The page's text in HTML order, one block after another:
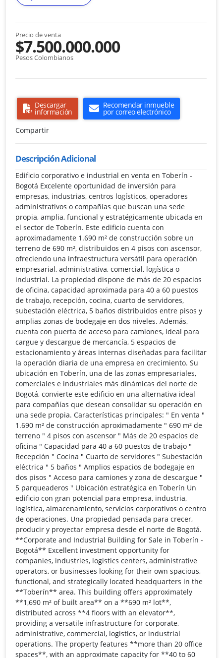
Precio de venta
$7.500.000.000
Pesos Colombianos
Descargar
información
Recomendar inmueble
por correo electrónico
Compartir
Descripción Adicional
Edificio corporativo e industrial en venta en Toberín -
Bogotá Excelente oportunidad de inversión para
empresas, industrias, centros logísticos, operadores
administrativos o compañías que buscan una sede
propia, amplia, funcional y estratégicamente ubicada en
el sector de Toberín. Este edificio cuenta con
aproximadamente 1.690 m² de construcción sobre un
terreno de 690 m², distribuidos en 4 pisos con ascensor,
ofreciendo una infraestructura versátil para operación
empresarial, administrativa, comercial, logística o
industrial. La propiedad dispone de más de 20 espacios
de oficina, capacidad aproximada para 40 a 60 puestos
de trabajo, recepción, cocina, cuarto de servidores,
subestación eléctrica, 5 baños distribuidos entre pisos y
amplias zonas de bodegaje en dos niveles. Además,
cuenta con puerta de acceso para camiones, ideal para
cargue y descargue de mercancía, 5 espacios de
estacionamiento y áreas internas diseñadas para facilitar
la operación diaria de una empresa en crecimiento. Su
ubicación en Toberín, una de las zonas empresariales,
comerciales e industriales más dinámicas del norte de
Bogotá, convierte este edificio en una alternativa ideal
para compañías que desean consolidar su operación en
una sede propia. Características principales: " En venta "
1.690 m² de construcción aproximadamente " 690 m² de
terreno " 4 pisos con ascensor " Más de 20 espacios de
oficina " Capacidad para 40 a 60 puestos de trabajo "
Recepción " Cocina " Cuarto de servidores " Subestación
eléctrica " 5 baños " Amplios espacios de bodegaje en
dos pisos " Acceso para camiones y zona de descargue "
5 parqueaderos " Ubicación estratégica en Toberín Un
edificio con gran potencial para empresa, industria,
logística, almacenamiento, servicios corporativos o centro
de operaciones. Una propiedad pensada para crecer,
producir y proyectar empresa desde el norte de Bogotá.
**Corporate and Industrial Building for Sale in Toberín -
Bogotá** Excellent investment opportunity for
companies, industries, logistics centers, administrative
operators, or businesses looking for their own spacious,
functional, and strategically located headquarters in the
**Toberín** area. This building offers approximately
**1,690 m² of built area** on a **690 m² lot**,
distributed across **4 floors with an elevator**,
providing a versatile infrastructure for corporate,
administrative, commercial, logistics, or industrial
operations. The property features **more than 20 office
spaces**, with an approximate capacity for **40 to 60